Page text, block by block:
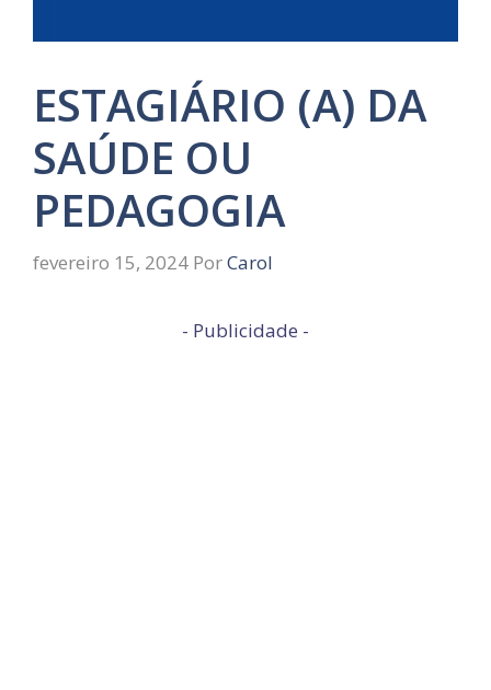
ESTAGIÁRIO (A) DA
SAÚDE OU
PEDAGOGIA
fevereiro 15, 2024 PorCarol
- Publicidade -